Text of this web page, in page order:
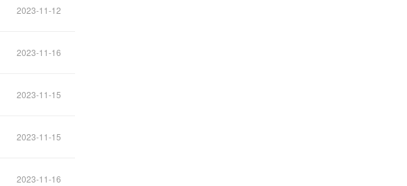
2023-11-12
2023-11-16
2023-11-15
2023-11-15
2023-11-16